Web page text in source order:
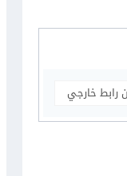
خارجي